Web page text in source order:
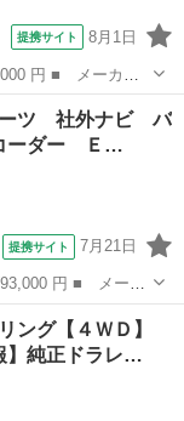
提携サイト 8月1日
ード名： ２．０
ミッション：...
ーツ 社外ナビ バ
ーダー Ｅ…
提携サイト 7月21日
レード名： スポ
ー ＥＴＣ ハー
ング【４ＷＤ】
】純正ドラレ…